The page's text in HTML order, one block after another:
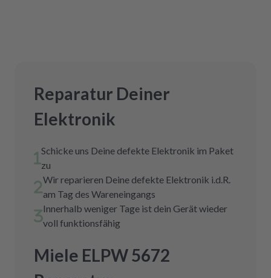
Reparatur Deiner
Elektronik
Schicke uns Deine defekte Elektronik im Paket
zu
Wir reparieren Deine defekte Elektronik i.d.R.
am Tag des Wareneingangs
Innerhalb weniger Tage ist dein Gerät wieder
voll funktionsfähig
Miele ELPW 5672